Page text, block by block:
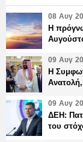
08 Αυγ
Η
09 Αυγ
Η
09 Αυγ
ΔΕΗ:
του